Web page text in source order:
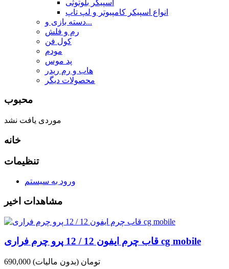
اسپیکر بلوتوثی
انواع اسپیکر کامپیوتر و لپ تاپ
دسته بازی و...
رم و فلش
کول فن
مودم
پد موس
هاب و رم ریدر
محصولات دیگر
محبوب
موردی یافت نشد
خانه
تنظیمات
ورود به سیستم
مشاهدات اخیر
قاب چرم ایفون 12 / 12 پرو چرم فراری cg mobile
690,000 تومان (بدون مالیات)